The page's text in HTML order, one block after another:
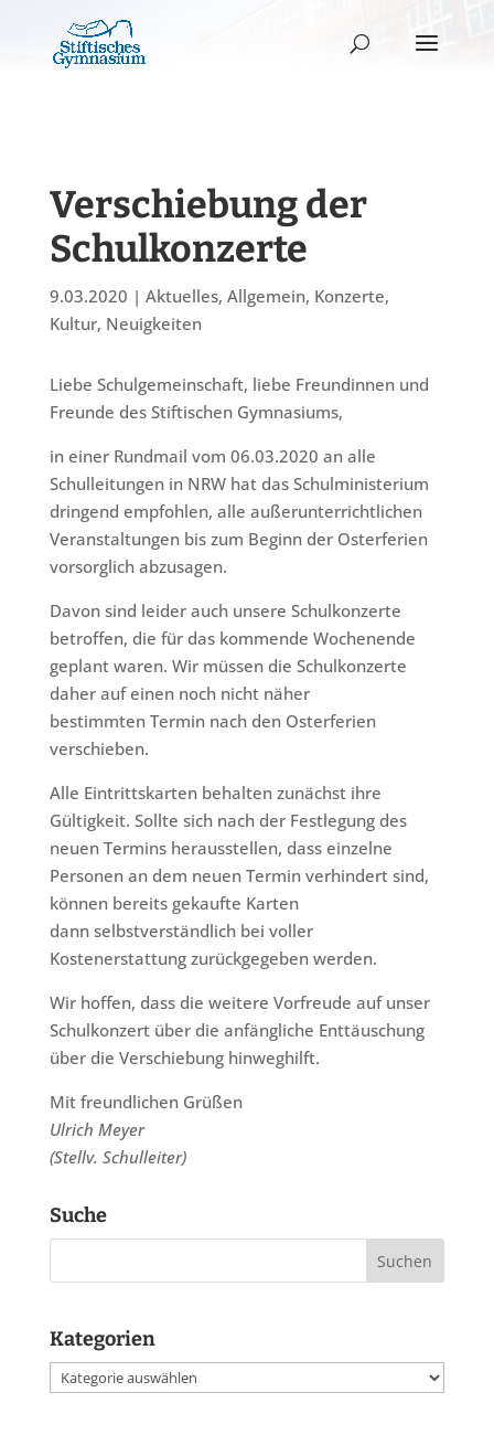
Verschiebung der
Schulkonzerte
9.03.2020 | Aktuelles, Allgemein, Konzerte,
Kultur, Neuigkeiten
Liebe Schulgemeinschaft, liebe Freundinnen und
Freunde des Stiftischen Gymnasiums,
in einer Rundmail vom 06.03.2020 an alle
Schulleitungen in NRW hat das Schulministerium
dringend empfohlen, alle außerunterrichtlichen
Veranstaltungen bis zum Beginn der Osterferien
vorsorglich abzusagen.
Davon sind leider auch unsere Schulkonzerte
betroffen, die für das kommende Wochenende
geplant waren. Wir müssen die Schulkonzerte
daher auf einen noch nicht näher
bestimmten Termin nach den Osterferien
verschieben.
Alle Eintrittskarten behalten zunächst ihre
Gültigkeit. Sollte sich nach der Festlegung des
neuen Termins herausstellen, dass einzelne
Personen an dem neuen Termin verhindert sind,
können bereits gekaufte Karten
dann selbstverständlich bei voller
Kostenerstattung zurückgegeben werden.
Wir hoffen, dass die weitere Vorfreude auf unser
Schulkonzert über die anfängliche Enttäuschung
über die Verschiebung hinweghilft.
Mit freundlichen Grüßen
Ulrich Meyer
(Stellv. Schulleiter)
Suche
Kategorien
Kategorien